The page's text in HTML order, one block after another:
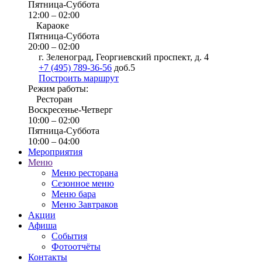
Пятница-Суббота
12:00 – 02:00
Караоке
Пятница-Суббота
20:00 – 02:00
г. Зеленоград, Георгиевский проспект, д. 4
+7 (495) 789-36-56 доб.5
Построить маршрут
Режим работы:
Ресторан
Воскресенье-Четверг
10:00 – 02:00
Пятница-Суббота
10:00 – 04:00
Мероприятия
Меню
Меню ресторана
Сезонное меню
Меню бара
Меню Завтраков
Акции
Афиша
События
Фотоотчёты
Контакты